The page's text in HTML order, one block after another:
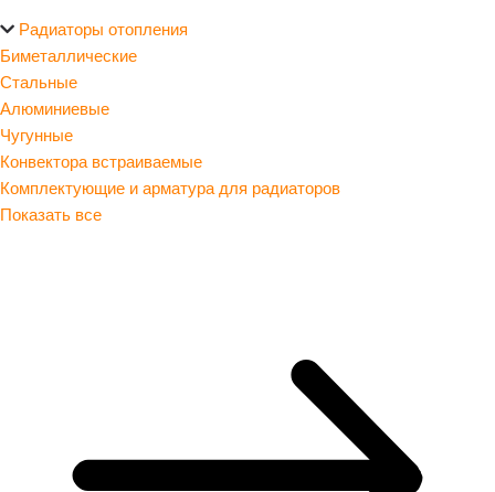
Радиаторы отопления
Биметаллические
Стальные
Алюминиевые
Чугунные
Конвектора встраиваемые
Комплектующие и арматура для радиаторов
Показать все